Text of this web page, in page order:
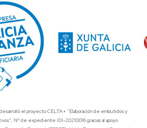
el proyecto CELTA+ “Elaboración de embutidos y
Nº de expediente IDI-20210016 gracias al apoyo